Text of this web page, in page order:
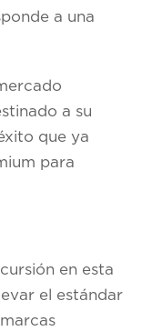
a una
a su
que ya
para
en esta
el estándar